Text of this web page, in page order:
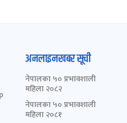
अनलाइनखबर सूची
नेपालका ५० प्रभावशाली
महिला २०८२
नेपालका ५० प्रभावशाली
महिला २०८१